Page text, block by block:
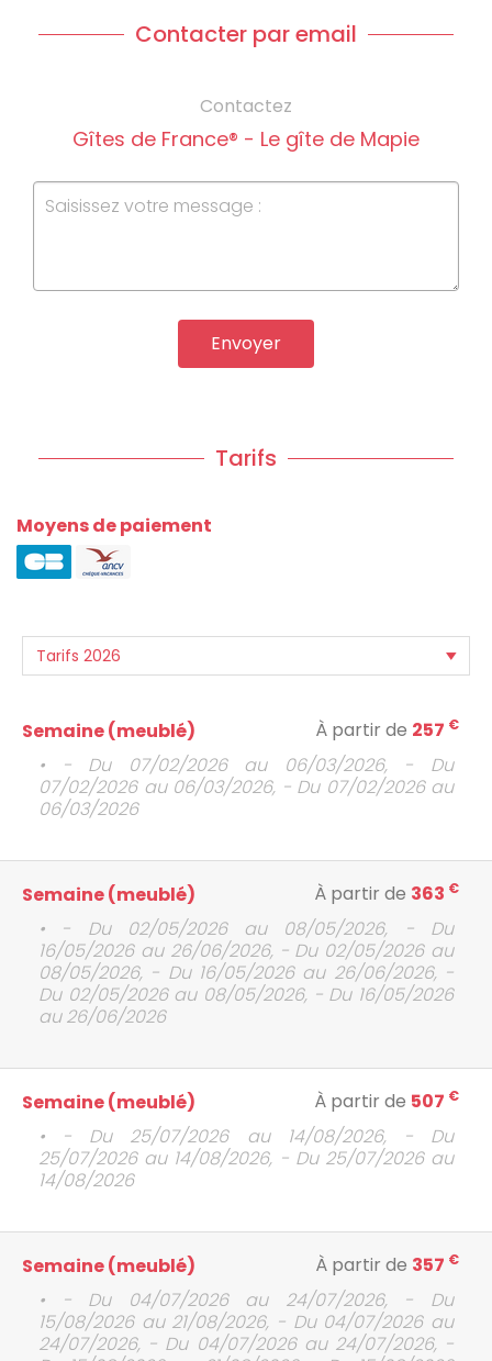
Contacter par email
Contactez
Gîtes de France® - Le gîte de Mapie
Envoyer
Tarifs
Moyens de paiement
Semaine (meublé) À partir de 257 €
• - Du 07/02/2026 au 06/03/2026, - Du
07/02/2026 au 06/03/2026, - Du 07/02/2026 au
06/03/2026
Semaine (meublé) À partir de 363 €
• - Du 02/05/2026 au 08/05/2026, - Du
16/05/2026 au 26/06/2026, - Du 02/05/2026 au
08/05/2026, - Du 16/05/2026 au 26/06/2026, -
Du 02/05/2026 au 08/05/2026, - Du 16/05/2026
au 26/06/2026
Semaine (meublé) À partir de 507 €
• - Du 25/07/2026 au 14/08/2026, - Du
25/07/2026 au 14/08/2026, - Du 25/07/2026 au
14/08/2026
Semaine (meublé) À partir de 357 €
• - Du 04/07/2026 au 24/07/2026, - Du
15/08/2026 au 21/08/2026, - Du 04/07/2026 au
24/07/2026, - Du 04/07/2026 au 24/07/2026, -